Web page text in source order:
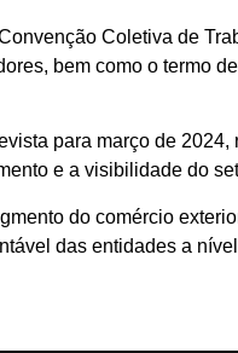
Coletiva de
bem como o termo
para março de
e a visibilidade do
do comércio
das entidades a